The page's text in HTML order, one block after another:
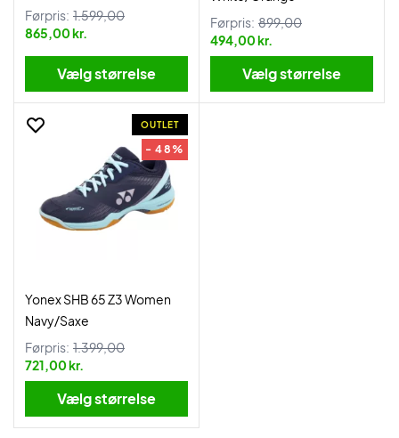
Førpris: 1.599,00
865,00 kr.
Vælg størrelse
Førpris: 899,00
494,00 kr.
Vælg størrelse
OUTLET
- 48%
Yonex SHB 65 Z3 Women
Navy/Saxe
Førpris: 1.399,00
721,00 kr.
Vælg størrelse